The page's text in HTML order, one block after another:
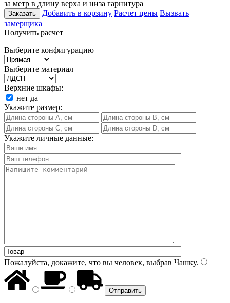
за метр в длину верха и низа гарнитура
Заказать Добавить в корзину Расчет цены Вызвать
замерщика
Получить расчет
Выберите конфигурацию
Выберите материал
Верхние шкафы:
нет да
Укажите размер:
Укажите личные данные:
Пожалуйста, докажите, что вы человек, выбрав Чашку.